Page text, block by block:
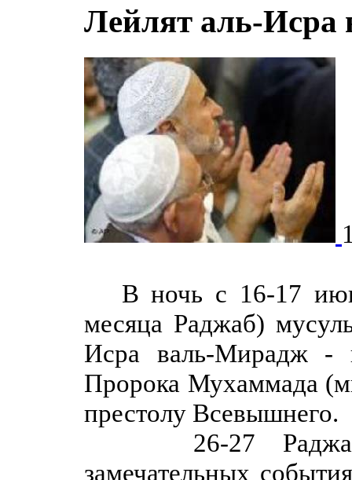
Лейлят аль-
В ночь с 16-17
месяца Раджаб)
Исра валь-Мирадж -
Пророка Мухаммада
престолу Всевышнего.
26-27 Раджаба
замечательных